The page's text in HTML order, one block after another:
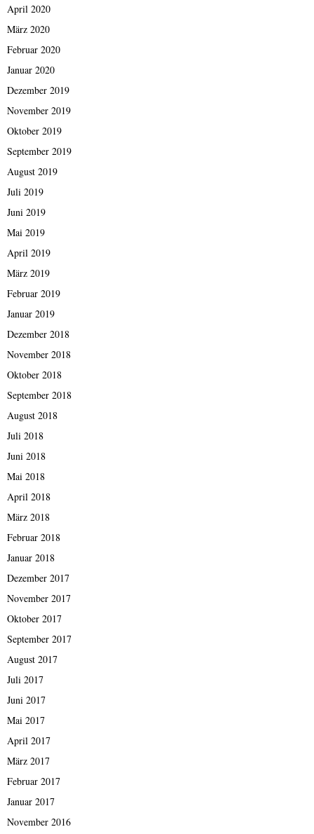
April 2020
März 2020
Februar 2020
Januar 2020
Dezember 2019
November 2019
Oktober 2019
September 2019
August 2019
Juli 2019
Juni 2019
Mai 2019
April 2019
März 2019
Februar 2019
Januar 2019
Dezember 2018
November 2018
Oktober 2018
September 2018
August 2018
Juli 2018
Juni 2018
Mai 2018
April 2018
März 2018
Februar 2018
Januar 2018
Dezember 2017
November 2017
Oktober 2017
September 2017
August 2017
Juli 2017
Juni 2017
Mai 2017
April 2017
März 2017
Februar 2017
Januar 2017
November 2016